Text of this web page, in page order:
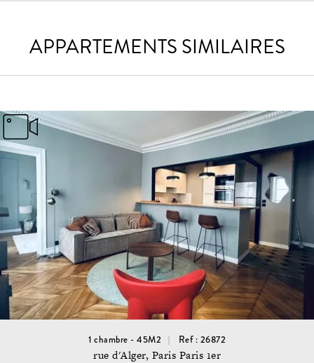
APPARTEMENTS SIMILAIRES
1 chambre - 45M2 Ref : 26872
rue d'Alger, Paris Paris 1er